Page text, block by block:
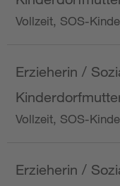
Vollzeit, SOS-
Erzieherin /
Vollzeit, SOS-
Erzieherin /